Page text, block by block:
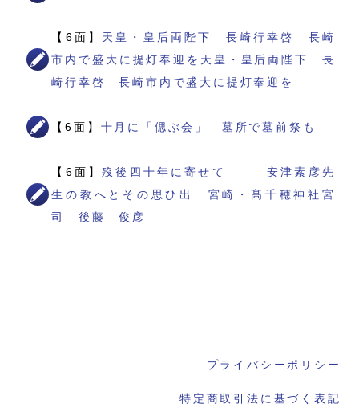
【6面】 天皇・皇后両陛下 長崎行幸啓 長崎
市内で盛大に提灯奉迎を天皇・皇后両陛下 長
崎行幸啓 長崎市内で盛大に提灯奉迎を
【6面】 十月に「偲ぶ会」 墓所で墓前祭も
【6面】歿後四十年に寄せて―― 安津素彦先
生の教へとその思ひ出 宮崎・髙千穂神社宮
司 後藤 俊彦
プライバシーポリシー
特定商取引法に基づく表記